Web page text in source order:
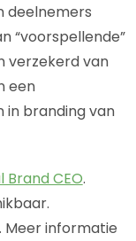
deelnemers
“voorspellende”
verzekerd van
een
in branding van
Brand CEO.
Meer informatie